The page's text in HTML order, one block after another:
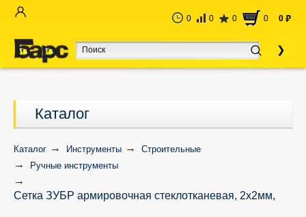
0 0 0 0 0 руб
Каталог
Каталог Инструменты
Строительные
Ручные инструменты
Сетка ЗУБР армировочная стеклотканевая, 2х2мм,